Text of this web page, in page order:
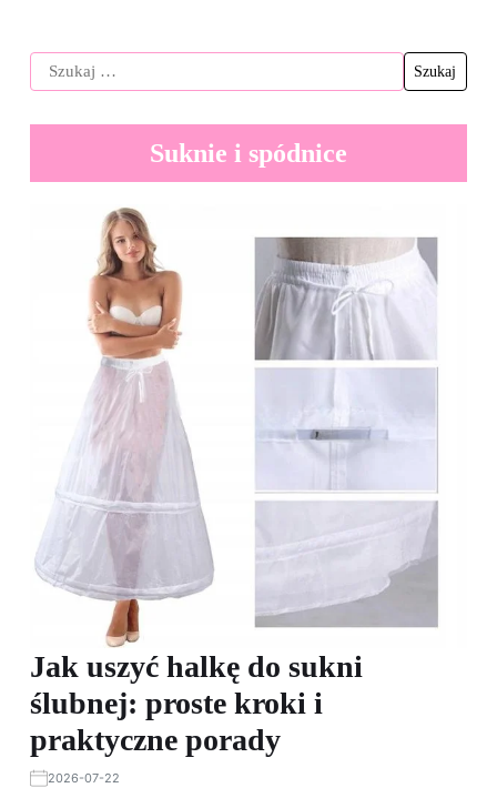
Suknie i spódnice
Jak uszyć halkę do sukni
ślubnej: proste kroki i
praktyczne porady
2026-07-22